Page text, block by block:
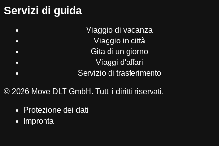
Servizi di guida
Viaggio di vacanza
Viaggio in città
Gita di un giorno
Viaggi d'affari
Servizio di trasferimento
© 2026 Move DLT GmbH. Tutti i diritti riservati.
Protezione dei dati
Impronta